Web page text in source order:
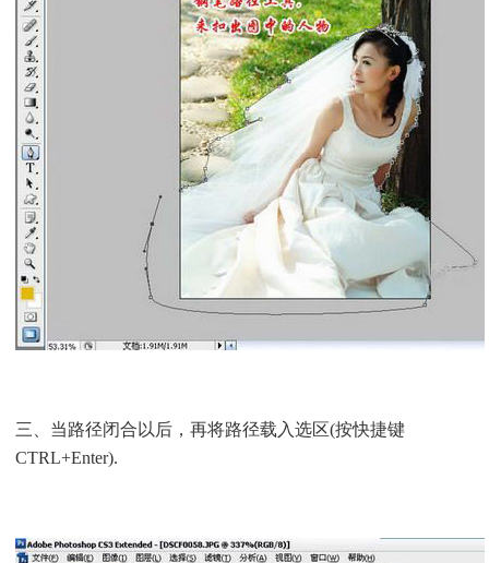
三、当路径闭合以后，再将路径载入选区(按快捷键
CTRL+Enter).